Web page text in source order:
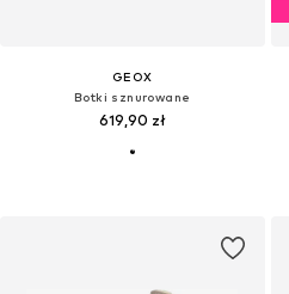
GEOX
Botki sznurowane
619,90 zł